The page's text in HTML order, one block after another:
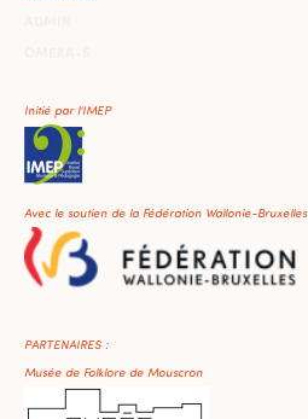
Initié par l'IMEP
Avec le soutien de la Fédération Wallonie-Bruxelles
PARTENAIRES :
Musée de Folklore de Mouscron